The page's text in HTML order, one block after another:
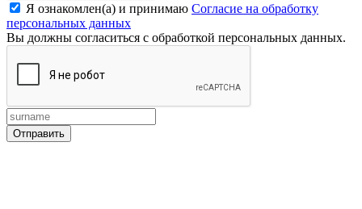
Я ознакомлен(а) и принимаю Согласие на обработку
персональных данных
Вы должны согласиться с обработкой персональных данных.